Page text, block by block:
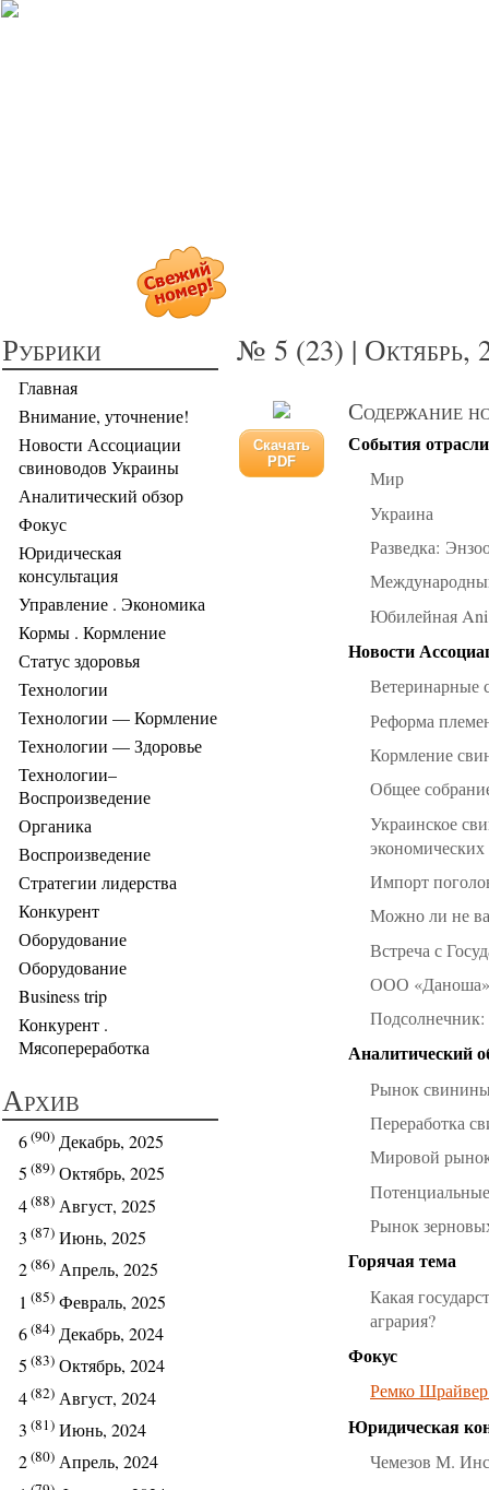
Рубрики
Главная
Внимание, уточнение!
Новости Ассоциации
свиноводов Украины
Аналитический обзор
Фокус
Юридическая
консультация
Управление . Экономика
Кормы . Кормление
Статус здоровья
Технологии
Технологии — Кормление
Технологии — Здоровье
Технологии–
Воспроизведение
Органика
Воспроизведение
Стратегии лидерства
Конкурент
Оборудование
Оборудование
Business trip
Конкурент .
Мясопереработка
Архив
6(90) Декабрь, 2025
5 (89) Октябрь, 2025
4(88) Август, 2025
3 (87) Июнь, 2025
2(86) Апрель, 2025
1 (85) Февраль, 2025
6(84) Декабрь, 2024
5 (83) Октябрь, 2024
4(82) Август, 2024
3 (81) Июнь, 2024
2(80) Апрель, 2024
№ 5 (23) | Октябрь,
Скачать
PDF
Содержание
События отрасли
Мир
Украина
Разведка:
Юбилейная
Новости
Ветеринарные
Реформа
Кормление
Общее
Украинское
Импорт
Можно ли не
Встреча с
ООО «Даноша»
Подсолнечник:
Аналитический
Рынок
Переработка
Мировой
Рынок
Горячая тема
Какая
агрария?
Фокус
Ремко
Юридическая
Чемезов М.